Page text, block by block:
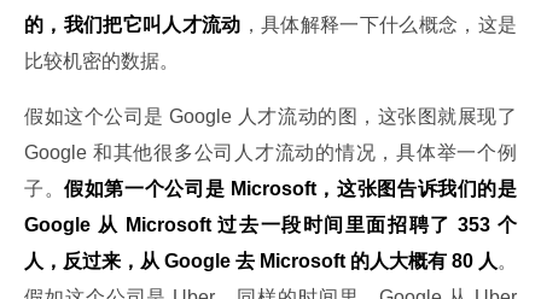
的，我们把它叫人才流动 ，具体解释一下什么概念，这是
比较机密的数据。
假如这个公司是 Google 人才流动的图，这张图就展现了
Google 和其他很多公司人才流动的情况，具体举一个例
子。假如第一个公司是 Microsoft，这张图告诉我们的是
Google 从 Microsoft 过去一段时间里面招聘了 353 个
人，反过来，从 Google 去 Microsoft 的人大概有 80 人 。